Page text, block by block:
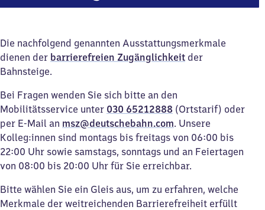
Die nachfolgend genannten Ausstattungsmerkmale
dienen der barrierefreien Zugänglichkeit der
Bahnsteige.
Bei Fragen wenden Sie sich bitte an den
Mobilitätsservice unter 030 65212888 (Ortstarif) oder
per E-Mail an msz@deutschebahn.com. Unsere
Kolleg:innen sind montags bis freitags von 06:00 bis
22:00 Uhr sowie samstags, sonntags und an Feiertagen
von 08:00 bis 20:00 Uhr für Sie erreichbar.
Bitte wählen Sie ein Gleis aus, um zu erfahren, welche
Merkmale der weitreichenden Barrierefreiheit erfüllt